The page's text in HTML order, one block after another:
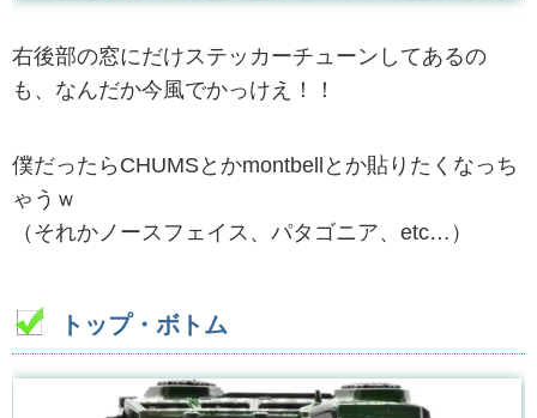
右後部の窓にだけステッカーチューンしてあるの
も、なんだか今風でかっけえ！！
僕だったらCHUMSとかmontbellとか貼りたくなっち
ゃうｗ
（それかノースフェイス、パタゴニア、etc…）
トップ・ボトム